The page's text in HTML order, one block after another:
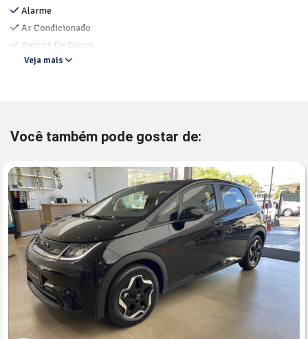
Alarme
Ar Condicionado
Bancos De Couro
Veja mais
Você também pode gostar de: